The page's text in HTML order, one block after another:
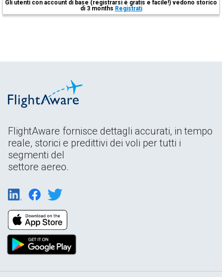
Gli utenti con account di base (registrarsi è gratis e facile!) vedono storico
di 3 months Registrati
FlightAware fornisce dettagli accurati, in tempo
reale, storici e predittivi dei voli per tutti i
segmenti del
settore aereo.